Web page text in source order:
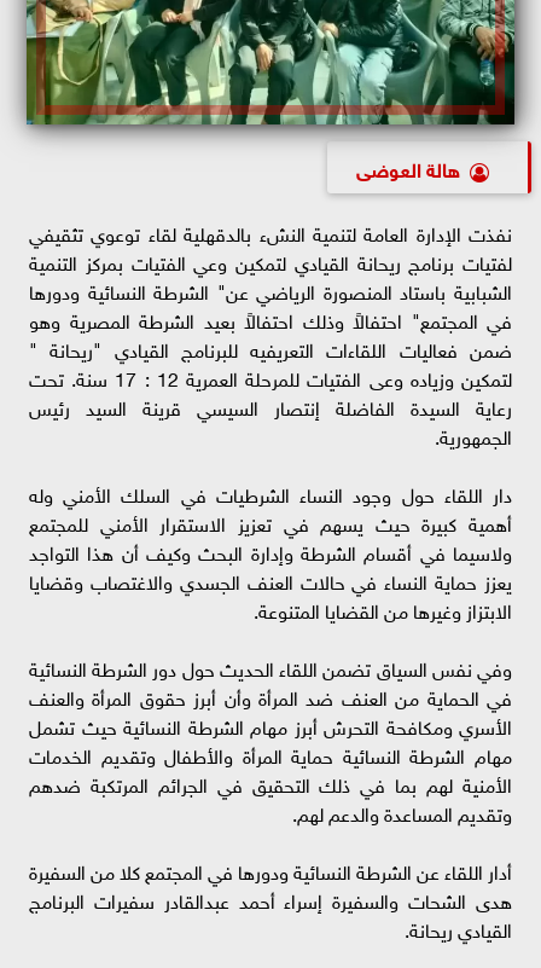
هالة العوضى
نفذت الإدارة العامة لتنمية النشء بالدقهلية لقاء توعوي تثقيفي
لفتيات برنامج ريحانة القيادي لتمكين وعي الفتيات بمركز التنمية
الشبابية باستاد المنصورة الرياضي عن" الشرطة النسائية ودورها
في المجتمع" احتفالاً وذلك احتفالاً بعيد الشرطة المصرية وهو
ضمن فعاليات اللقاءات التعريفيه للبرنامج القيادي "ريحانة "
لتمكين وزياده وعى الفتيات للمرحلة العمرية 12 : 17 سنة. تحت
رعاية السيدة الفاضلة إنتصار السيسي قرينة السيد رئيس
الجمهورية.
دار اللقاء حول وجود النساء الشرطيات في السلك الأمني وله
أهمية كبيرة حيث يسهم في تعزيز الاستقرار الأمني للمجتمع
ولاسيما في أقسام الشرطة وإدارة البحث وكيف أن هذا التواجد
يعزز حماية النساء في حالات العنف الجسدي والاغتصاب وقضايا
الابتزاز وغيرها من القضايا المتنوعة.
وفي نفس السياق تضمن اللقاء الحديث حول دور الشرطة النسائية
في الحماية من العنف ضد المرأة وأن أبرز حقوق المرأة والعنف
الأسري ومكافحة التحرش أبرز مهام الشرطة النسائية حيث تشمل
مهام الشرطة النسائية حماية المرأة والأطفال وتقديم الخدمات
الأمنية لهم بما في ذلك التحقيق في الجرائم المرتكبة ضدهم
وتقديم المساعدة والدعم لهم.
أدار اللقاء عن الشرطة النسائية ودورها في المجتمع كلا من السفيرة
هدى الشحات والسفيرة إسراء أحمد عبدالقادر سفيرات البرنامج
القيادي ريحانة.